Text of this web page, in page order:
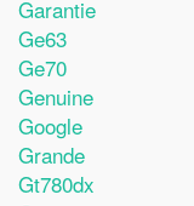
Garantie
Ge63
Ge70
Genuine
Google
Grande
Gt780dx